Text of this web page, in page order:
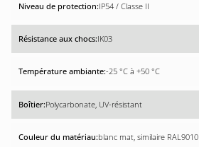
IP54 / Classe II
IK03
-25 °C à +50 °C
Polycarbonate, UV-résistant
blanc mat, similaire RAL9010